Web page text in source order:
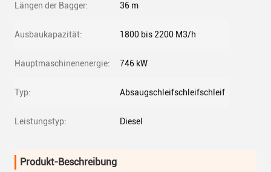
Längen der Bagger: 36 m
Ausbaukapazität: 1800 bis 2200 M3/h
Hauptmaschinenenergie: 746 kW
Typ: Absaugschleifschleifschleif
Leistungstyp: Diesel
Produkt-Beschreibung